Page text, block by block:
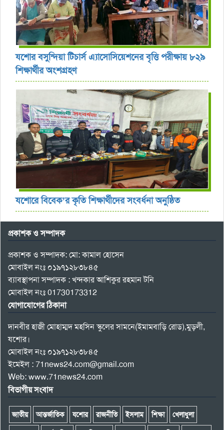
যশোর বসুন্দিয়া টিচার্স এ্যাসোসিয়েশনের বৃত্তি পরীক্ষায় ৮২৯
শিক্ষার্থীর অংশগ্রহণ
যশোরে বিবেক’র কৃতি শিক্ষার্থীদের সংবর্ধনা অনুষ্ঠিত
প্রকাশক ও সম্পাদক
প্রকাশক ও সম্পাদক: মো: কামাল হোসেন
মোবাইল নংঃ ০১৯৭১২৮৩৮৪৫
ব্যাবস্থাপনা সম্পাদক : খন্দকার আশিকুর রহমান টনি
মোবাইল নংঃ 01730173312
যোগাযোগের ঠিকানা
দানবীর হাজী মোহাম্মদ মহসিন স্কুলের সামনে(ইমামবাড়ি রোড),মুড়লী,
যশোর।
মোবাইল নংঃ ০১৯৭১২৮৩৮৪৫
ইমেইল : 71news24.com@gmail.com
Web: www.71news24.com
বিভাগীয় সংবাদ
জাতীয় আন্তর্জাতিক যশোর রাজনীতি ইসলাম শিক্ষা খেলাধুলা